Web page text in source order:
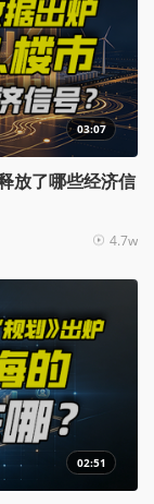
03:07
放了哪些经济信
4.7w
02:51